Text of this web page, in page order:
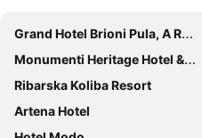
Grand Hotel Brioni Pula, A Radisson Collection Hotel
Monumenti Heritage Hotel & Resort
Ribarska Koliba Resort
Artena Hotel